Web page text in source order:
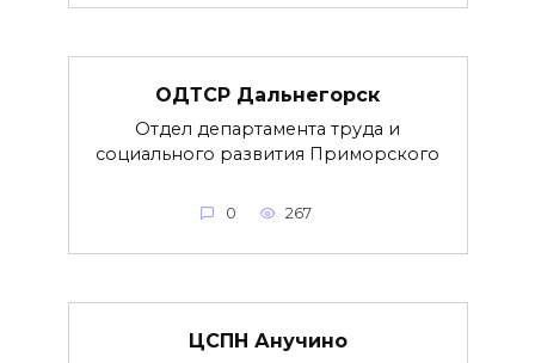
ОДТСР Дальнегорск
Отдел департамента труда и
социального развития Приморского
0 267
ЦСПН Анучино